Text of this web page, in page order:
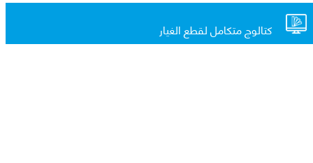
كتالوج متكامل لقطع الغيار